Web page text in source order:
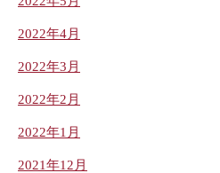
2022年4月
2022年3月
2022年2月
2022年1月
2021年12月